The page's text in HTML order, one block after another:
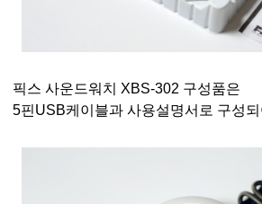
픽스 사운드워치 XBS-302 구성품은
5핀USB케이블과 사용설명서로 구성